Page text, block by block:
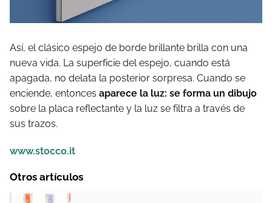
Así, el clásico espejo de borde brillante brilla con una
nueva vida. La superficie del espejo, cuando está
apagada, no delata la posterior sorpresa. Cuando se
enciende, entonces aparece la luz: se forma un dibujo
sobre la placa reflectante y la luz se filtra a través de
sus trazos.
www.stocco.it
Otros artículos